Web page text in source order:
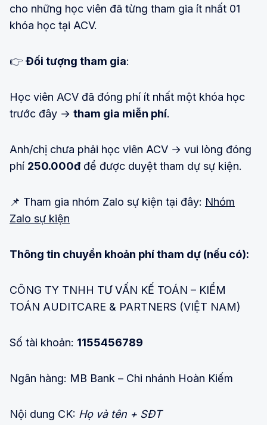
cho những học viên đã từng tham gia ít nhất 01
khóa học tại ACV.
👉 Đối tượng tham gia:
Học viên ACV đã đóng phí ít nhất một khóa học
trước đây → tham gia miễn phí.
Anh/chị chưa phải học viên ACV → vui lòng đóng
phí 250.000đđể được duyệt tham dự sự kiện.
📌 Tham gia nhóm Zalo sự kiện tại đây: Nhóm
Zalo sự kiện
Thông tin chuyển khoản phí tham dự (nếu có):
CÔNG TY TNHH TƯ VẤN KẾ TOÁN – KIỂM
TOÁN AUDITCARE & PARTNERS (VIỆT NAM)
Số tài khoản: 1155456789
Ngân hàng: MB Bank – Chi nhánh Hoàn Kiếm
Nội dung CK: Họ và tên + SĐT